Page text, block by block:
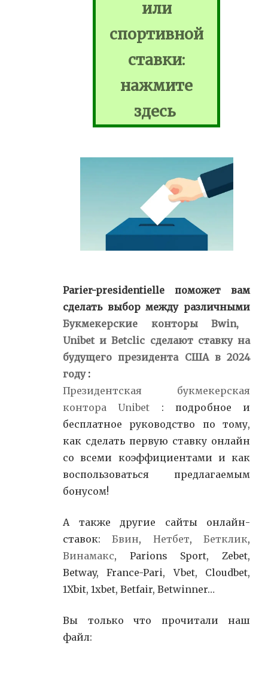
или
спортивной
ставки:
нажмите
здесь
Parier-presidentielle поможет вам
сделать выбор между различными
Букмекерские конторы Bwin,
Unibet и Betclic сделают ставку на
будущего президента США в 2024
году:
Президентская букмекерская
контора Unibet : подробное и
бесплатное руководство по тому,
как сделать первую ставку онлайн
со всеми коэффициентами и как
воспользоваться предлагаемым
бонусом!
А также другие сайты онлайн-
ставок:Бвин, Нетбет,Бетклик,
Винамакс, Parions Sport, Zebet,
Betway, France-Pari, Vbet, Cloudbet,
1Xbit, 1xbet, Betfair, Betwinner…
Вы только что прочитали наш
файл: